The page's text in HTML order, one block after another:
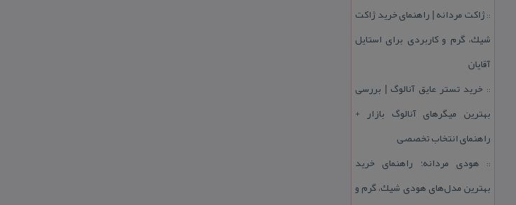
::ژاكت مردانه | راهنمای خرید ژاكت
شیك، گرم و كاربردی برای استایل
آقایان
:: خرید تستر عایق آنالوگ | بررسی
بهترین میگرهای آنالوگ بازار +
راهنمای انتخاب تخصصی
:: هودی مردانه؛ راهنمای خرید
بهترین مدل‌های هودی شیك، گرم و